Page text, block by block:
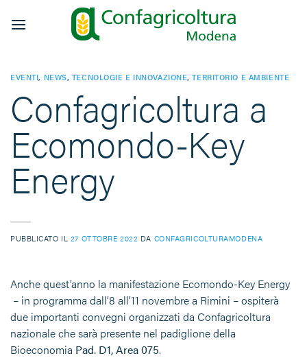
EVENTI, NEWS, TECNOLOGIE E INNOVAZIONE,TERRITORIO E AMBIENTE
Confagricoltura a
Ecomondo-Key
Energy
PUBBLICATO IL 27 OTTOBRE 2022 DA CONFAGRICOLTURAMODENA
Anche quest’anno la manifestazione Ecomondo-Key Energy
– in programma dall’8 all’11 novembre a Rimini – ospiterà
due importanti convegni organizzati da Confagricoltura
nazionale che sarà presente nel padiglione della
Bioeconomia Pad. D1, Area 075.